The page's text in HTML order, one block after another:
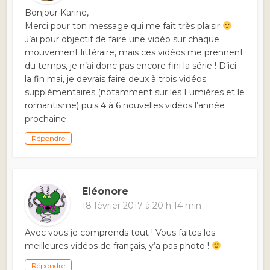
Bonjour Karine,
Merci pour ton message qui me fait très plaisir
J’ai pour objectif de faire une vidéo sur chaque
mouvement littéraire, mais ces vidéos me prennent
du temps, je n’ai donc pas encore fini la série ! D’ici
la fin mai, je devrais faire deux à trois vidéos
supplémentaires (notamment sur les Lumières et le
romantisme) puis 4 à 6 nouvelles vidéos l’année
prochaine.
Répondre
Eléonore
18 février 2017 à 20 h 14 min
Avec vous je comprends tout ! Vous faites les
meilleures vidéos de français, y’a pas photo !
Répondre